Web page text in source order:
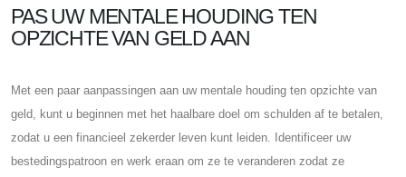
PAS UW MENTALE HOUDING TEN
OPZICHTE VAN GELD AAN
Met een paar aanpassingen aan uw mentale houding ten opzichte van
geld, kunt u beginnen met het haalbare doel om schulden af ​​te betalen,
zodat u een financieel zekerder leven kunt leiden. Identificeer uw
bestedingspatroon en werk eraan om ze te veranderen zodat ze